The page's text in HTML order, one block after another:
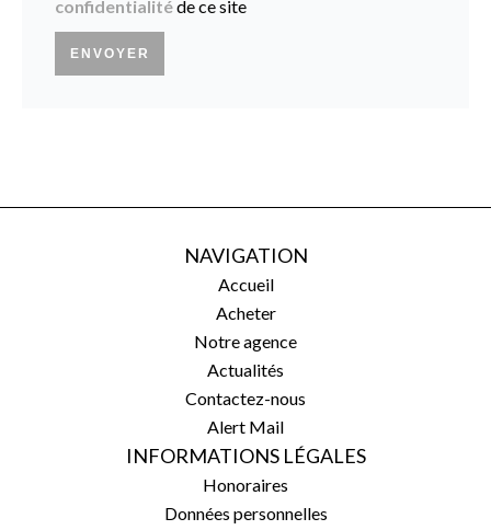
confidentialitéde ce site
ENVOYER
NAVIGATION
Accueil
Acheter
Notre agence
Actualités
Contactez-nous
Alert Mail
INFORMATIONS LÉGALES
Honoraires
Données personnelles